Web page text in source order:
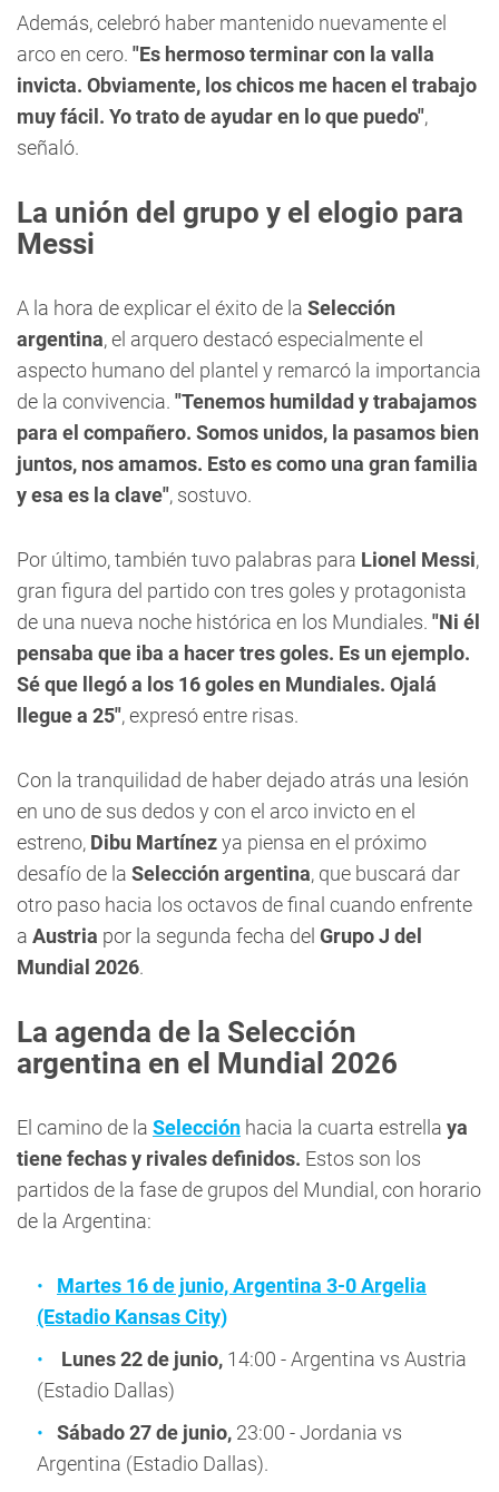
Además, celebró haber mantenido nuevamente el
arco en cero. "Es hermoso terminar con la valla
invicta. Obviamente, los chicos me hacen el trabajo
muy fácil. Yo trato de ayudar en lo que puedo",
señaló.
La unión del grupo y el elogio para
Messi
A la hora de explicar el éxito de la Selección
argentina, el arquero destacó especialmente el
aspecto humano del plantel y remarcó la importancia
de la convivencia. "Tenemos humildad y trabajamos
para el compañero. Somos unidos, la pasamos bien
juntos, nos amamos. Esto es como una gran familia
y esa es la clave", sostuvo.
Por último, también tuvo palabras para Lionel Messi,
gran figura del partido con tres goles y protagonista
de una nueva noche histórica en los Mundiales. "Ni él
pensaba que iba a hacer tres goles. Es un ejemplo.
Sé que llegó a los 16 goles en Mundiales. Ojalá
llegue a 25", expresó entre risas.
Con la tranquilidad de haber dejado atrás una lesión
en uno de sus dedos y con el arco invicto en el
estreno, Dibu Martínezya piensa en el próximo
desafío de la Selección argentina, que buscará dar
otro paso hacia los octavos de final cuando enfrente
a Austria por la segunda fecha del Grupo J del
Mundial 2026.
La agenda de la Selección
argentina en el Mundial 2026
El camino de la Selección hacia la cuarta estrella ya
tiene fechas y rivales definidos. Estos son los
partidos de la fase de grupos del Mundial, con horario
de la Argentina:
Martes 16 de junio, Argentina 3-0 Argelia
(Estadio Kansas City)
Lunes 22 de junio, 14:00 - Argentina vs Austria
(Estadio Dallas)
Sábado 27 de junio, 23:00 - Jordania vs
Argentina (Estadio Dallas).